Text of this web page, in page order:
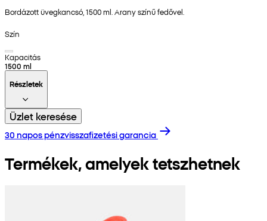
Bordázott üvegkancsó, 1500 ml. Arany színű fedővel.
Szín
Kapacitás
1500 ml
Részletek
Üzlet keresése
30 napos pénzvisszafizetési garancia
Termékek, amelyek tetszhetnek